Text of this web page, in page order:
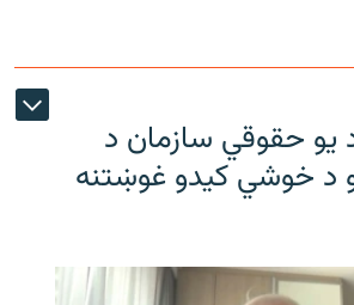
یو حقوقي سازمان د
د خوشي کیدو غوښتنه